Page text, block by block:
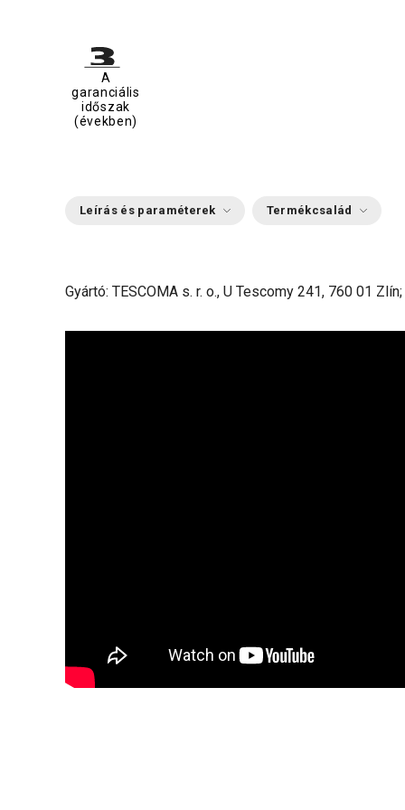
A
garanciális
időszak
(években)
Leírás és paraméterek Termékcsalád
Gyártó: TESCOMA s. r. o., U Tescomy 241, 760 01 Zlín;